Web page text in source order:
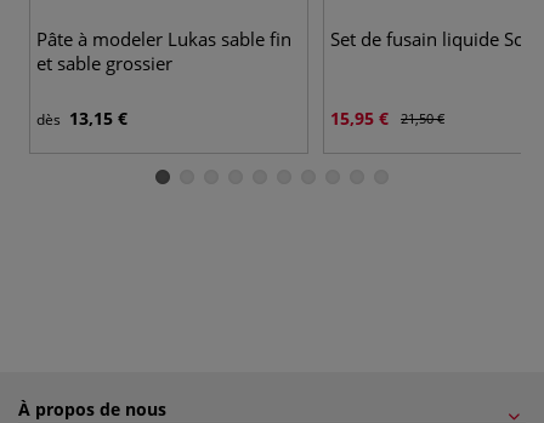
Pâte à modeler Lukas sable fin
et sable grossier
dès 13,15 €
Set de fusain liquide
15,95 € 21,50 €
À propos de nous